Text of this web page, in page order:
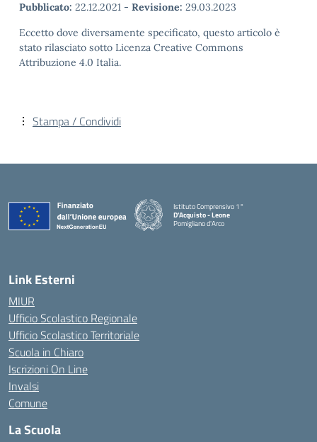
Pubblicato: 22.12.2021 - Revisione: 29.03.2023
Eccetto dove diversamente specificato, questo articolo è
stato rilasciato sotto Licenza Creative Commons
Attribuzione 4.0 Italia.
Stampa / Condividi
Istituto Comprensivo 1°
D'Acquisto - Leone
Pomigliano d'Arco
— Visita la pagina iniziale della scuola
Link Esterni
MIUR
Ufficio Scolastico Regionale
Ufficio Scolastico Territoriale
Scuola in Chiaro
Iscrizioni On Line
Invalsi
Comune
La Scuola